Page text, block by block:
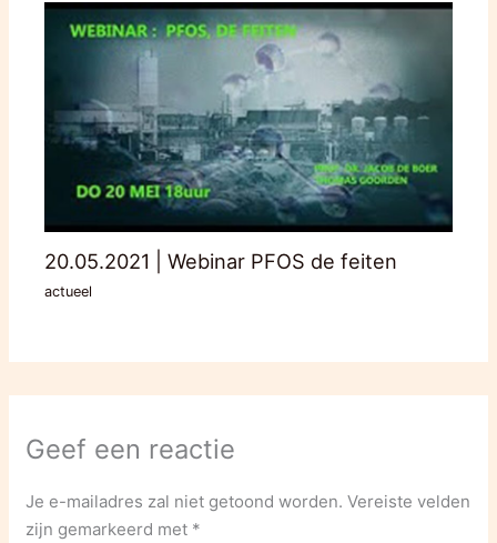
20.05.2021 | Webinar PFOS de feiten
actueel
Geef een reactie
Je e-mailadres zal niet getoond worden. Vereiste velden
zijn gemarkeerd met *